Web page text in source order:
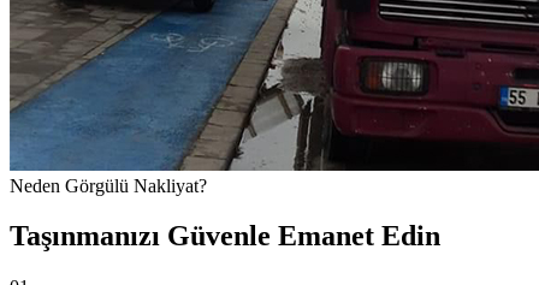
Neden Görgülü Nakliyat?
Taşınmanızı Güvenle Emanet Edin